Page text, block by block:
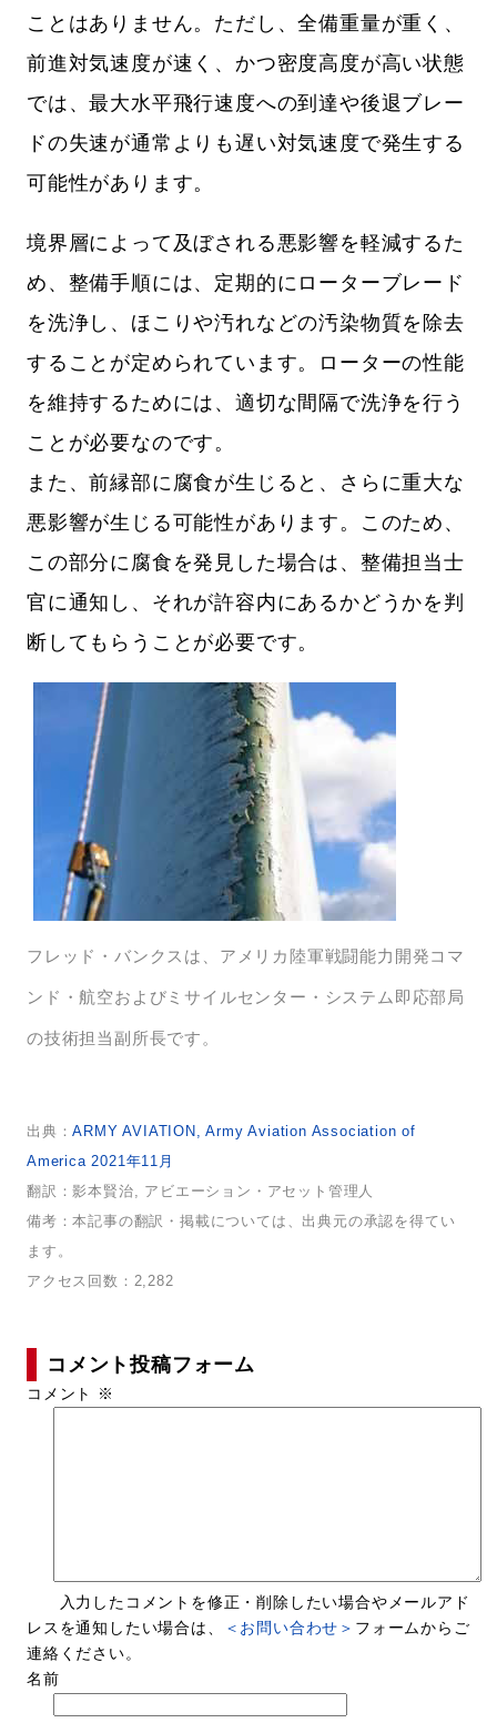
ことはありません。ただし、全備重量が重く、
前進対気速度が速く、かつ密度高度が高い状態
では、最大水平飛行速度への到達や後退ブレー
ドの失速が通常よりも遅い対気速度で発生する
可能性があります。
境界層によって及ぼされる悪影響を軽減するた
め、整備手順には、定期的にローターブレード
を洗浄し、ほこりや汚れなどの汚染物質を除去
することが定められています。ローターの性能
を維持するためには、適切な間隔で洗浄を行う
ことが必要なのです。
また、前縁部に腐食が生じると、さらに重大な
悪影響が生じる可能性があります。このため、
この部分に腐食を発見した場合は、整備担当士
官に通知し、それが許容内にあるかどうかを判
断してもらうことが必要です。
フレッド・バンクスは、アメリカ陸軍戦闘能力開発コマ
ンド・航空およびミサイルセンター・システム即応部局
の技術担当副所長です。
出典：ARMY AVIATION, Army Aviation Association of
America 2021年11月
翻訳：影本賢治, アビエーション・アセット管理人
備考：本記事の翻訳・掲載については、出典元の承認を得てい
ます。
アクセス回数：2,282
コメント投稿フォーム
コメント ※
入力したコメントを修正・削除したい場合やメールアド
レスを通知したい場合は、
＜お問い合わせ＞ フォームからご
連絡ください。
名前